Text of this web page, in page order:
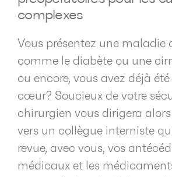
complexes
Vous présentez une maladie
comme le diabète ou une
ou encore, vous avez déjà
cœur? Soucieux de votre
chirurgien vous dirigera
vers un collègue interniste
revue, avec vous, vos
médicaux et les